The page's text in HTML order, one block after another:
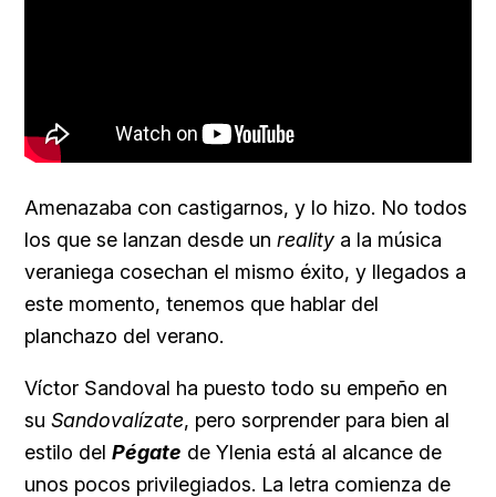
Amenazaba con castigarnos, y lo hizo. No todos
los que se lanzan desde un reality a la música
veraniega cosechan el mismo éxito, y llegados a
este momento, tenemos que hablar del
planchazo del verano.
Víctor Sandoval ha puesto todo su empeño en
su Sandovalízate, pero sorprender para bien al
estilo del Pégate de Ylenia está al alcance de
unos pocos privilegiados. La letra comienza de